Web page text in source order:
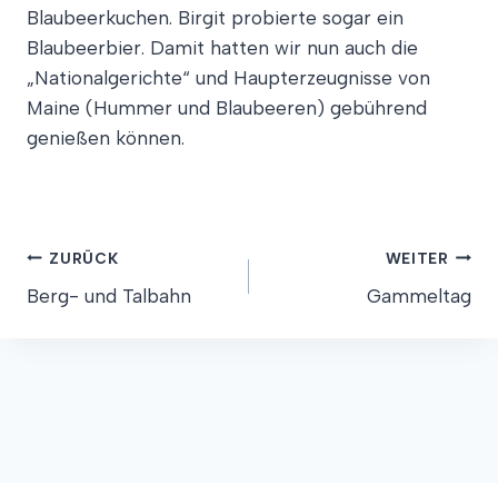
Blaubeerkuchen. Birgit probierte sogar ein
Blaubeerbier. Damit hatten wir nun auch die
„Nationalgerichte“ und Haupterzeugnisse von
Maine (Hummer und Blaubeeren) gebührend
genießen können.
Beitragsnavigation
ZURÜCK
Berg- und Talbahn
WEITER
Gammeltag